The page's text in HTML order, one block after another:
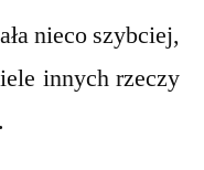
nieco szybciej,
innych rzeczy